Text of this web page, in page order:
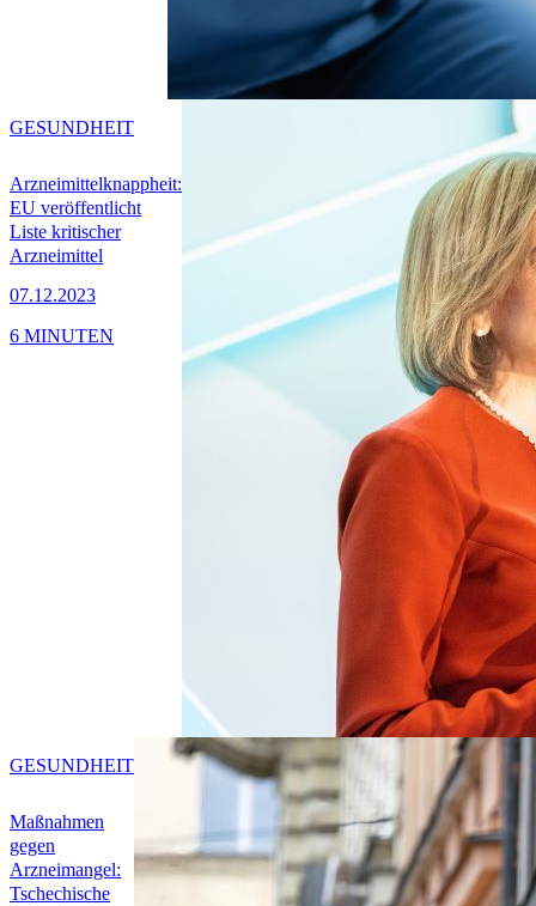
Arzneimittelknappheit:
EU veröffentlicht
Liste kritischer
Arzneimittel
07.12.2023
GESUNDHEIT
6 MINUTEN
Maßnahmen
gegen
Arzneimangel:
Tschechische
GESUNDHEIT